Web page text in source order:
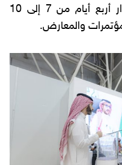
2023م المقام على مدار أربع أيام من 7 إلى 10
والمعارض.